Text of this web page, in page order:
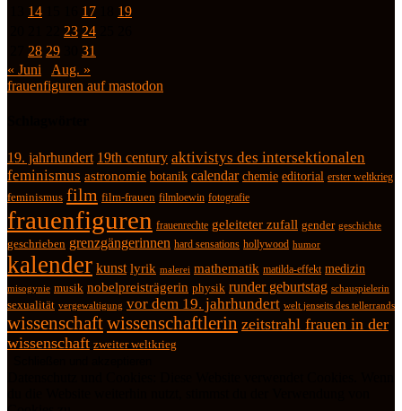
14 17
19
23 24
28 29
31
« Juni
Aug. »
frauenfiguren auf mastodon
19. jahrhundert 19th century aktivistys des intersektionalen
feminismus astronomie botanik calendar chemie editorial erster weltkrieg
feminismus film film-frauen filmloewin fotografie
frauenfiguren frauenrechte geleiteter zufall gender geschichte
geschrieben grenzgängerinnen hard sensations hollywood humor
kalender kunst lyrik malerei mathematik matilda-effekt medizin
misogynie musik nobelpreisträgerin physik runder geburtstag schauspielerin
sexualität vergewaltigung vor dem 19. jahrhundert welt jenseits des tellerrands
wissenschaftwissenschaftlerin zeitstrahl frauen in der
wissenschaft zweiter weltkrieg